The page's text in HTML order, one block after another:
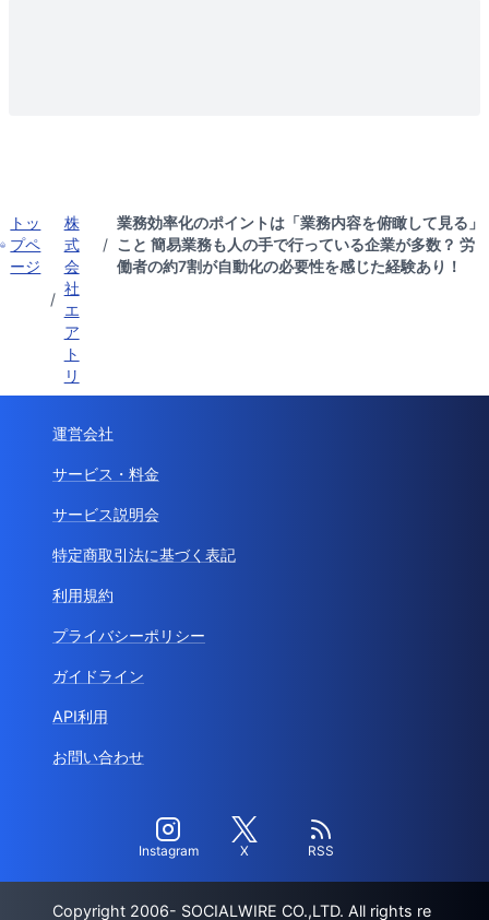
トッ
プペ
ージ
/
株
式
会
社
エ
ア
ト
リ
/
業務効率化のポイントは「業務内容を俯瞰して見る」
こと 簡易業務も人の手で行っている企業が多数？ 労
働者の約7割が自動化の必要性を感じた経験あり！
運営会社
サービス・料金
サービス説明会
特定商取引法に基づく表記
利用規約
プライバシーポリシー
ガイドライン
API利用
お問い合わせ
Instagram X RSS
Copyright 2006- SOCIALWIRE CO.,LTD. All rights re